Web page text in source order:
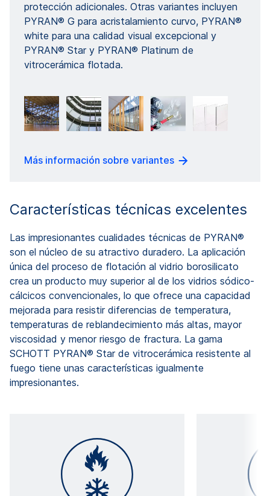
protección adicionales. Otras variantes incluyen
PYRAN® G para acristalamiento curvo, PYRAN®
white para una calidad visual excepcional y
PYRAN® Star y PYRAN® Platinum de
vitrocerámica flotada.
Más información sobre variantes
Características técnicas excelentes
Las impresionantes cualidades técnicas de PYRAN®
son el núcleo de su atractivo duradero. La aplicación
única del proceso de flotación al vidrio borosilicato
crea un producto muy superior al de los vidrios sódico-
cálcicos convencionales, lo que ofrece una capacidad
mejorada para resistir diferencias de temperatura,
temperaturas de reblandecimiento más altas, mayor
viscosidad y menor riesgo de fractura. La gama
SCHOTT PYRAN® Star de vitrocerámica resistente al
fuego tiene unas características igualmente
impresionantes.